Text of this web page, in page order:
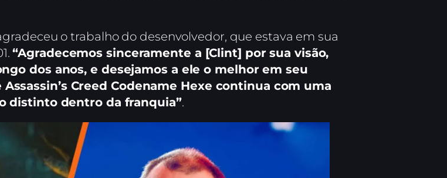
o trabalho do desenvolvedor, que estava em sua
“Agradecemos sinceramente a [Clint] por sua visão,
dos anos, e desejamos a ele o melhor em seu
Creed Codename Hexe continua com uma
distinto dentro da franquia”.